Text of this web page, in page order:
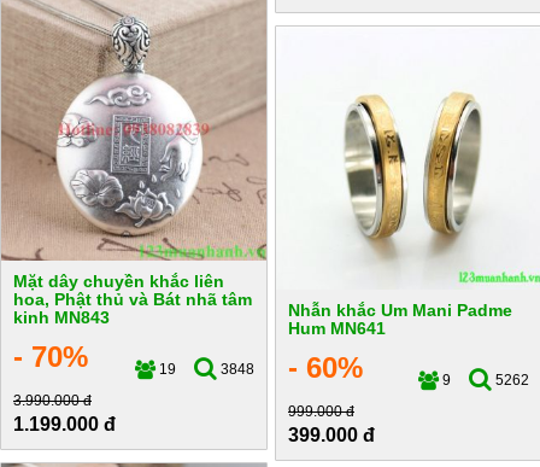
Mặt dây chuyền khắc liên
hoa, Phật thủ và Bát nhã tâm
kinh MN843
- 70% 19
3848
3.990.000 đ
1.199.000 đ
Nhẫn khắc Um Mani Padme
Hum MN641
- 60% 9
5262
999.000 đ
399.000 đ